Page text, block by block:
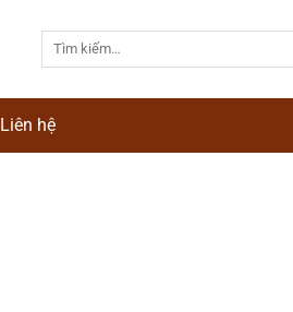
Liên hệ